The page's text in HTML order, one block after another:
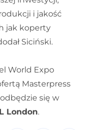
i jakość
jak koperty
Siciński.
World Expo
Masterpress
się w
London.